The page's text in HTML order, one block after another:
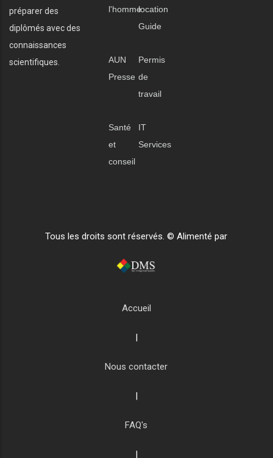
préparer des
diplômés avec des
connaissances
scientifiques.
l'hommelocation
Guide
AUN
Presse
Permis
de
travail
Santé
et
conseil
IT
Services
Tous les droits sont réservés. © Alimenté par
Accueil
Nous contacter
FAQ's